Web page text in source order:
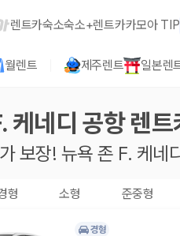
렌트카숙소숙소+렌트카카모아 TIP
월렌트 제주렌트 일본렌
케네디 공항렌트
보장! 뉴욕 존 F. 케네
형 소형 준중형
경형